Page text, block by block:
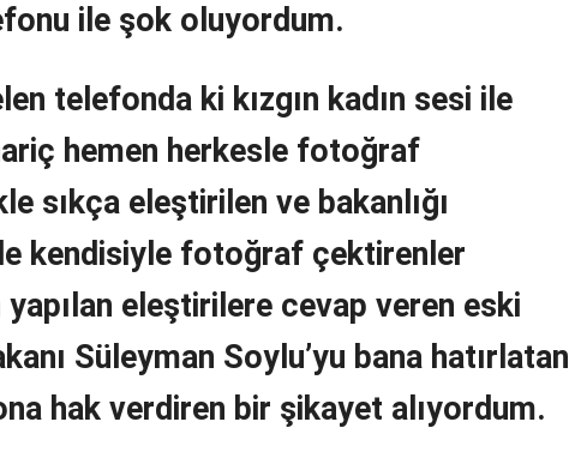
ile şok oluyordum.
telefonda ki kızgın kadın sesi ile
hemen herkesle fotoğraf
sıkça eleştirilen ve bakanlığı
kendisiyle fotoğraf çektirenler
yapılan eleştirilere cevap veren eski
Süleyman Soylu’yu bana hatırlatan
hak verdiren bir şikayet alıyordum.